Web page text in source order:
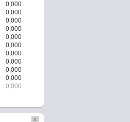
0,000
0,000
0,000
0,000
0,000
0,000
0,000
0,000
0,000
0,000
0,000